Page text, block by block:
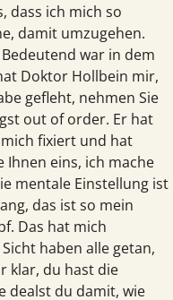
dass ich mich so
damit umzugehen.
war in dem
Doktor Hollbein mir,
gefleht, nehmen Sie
out of order. Er hat
fixiert und hat
Ihnen eins, ich mache
mentale Einstellung ist
das ist so mein
Das hat mich
haben alle getan,
klar, du hast die
dealst du damit, wie